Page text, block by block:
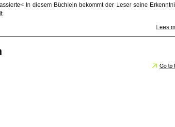
In diesem Büchlein bekommt der Leser seine
Lees